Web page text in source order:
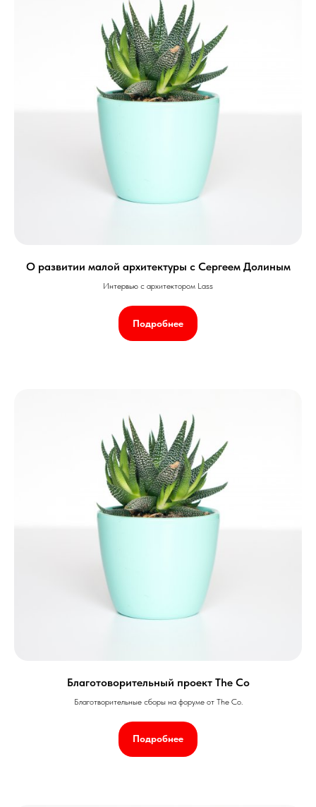
О развитии малой архитектуры с Сергеем Долиным
Интервью с архитектором Lass
Подробнее
Благотоворительный проект The Co
Благотворительные сборы на форуме от The Co.
Подробнее